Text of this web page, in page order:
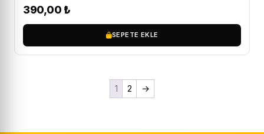
390,00 ₺
SEPETE EKLE
1 2 →